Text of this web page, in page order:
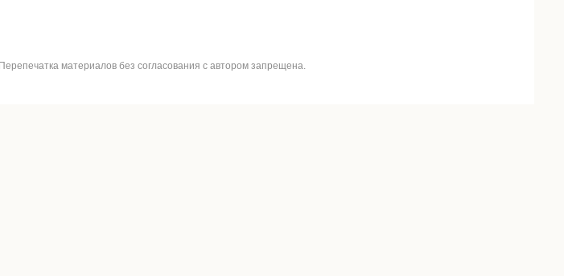
материалов без согласования с автором запрещена.